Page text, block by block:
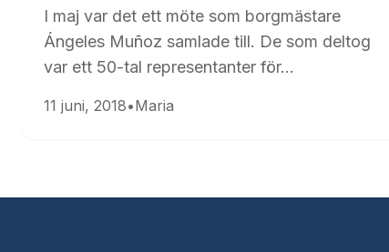
I maj var det ett möte som borgmästare
Ángeles Muñoz samlade till. De som deltog
var ett 50-tal representanter för…
11 juni, 2018•Maria